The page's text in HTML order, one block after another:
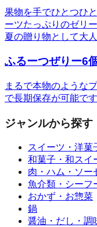
果物を手でひとつひ
ーツたっぷりのゼリ
夏の贈り物として大
ふるーつぜりー6
まるで本物のような
で長期保存が可能で
ジャンルから探す
スイーツ・洋菓
和菓子・和スイ
肉・ハム・ソー
魚介類・シーフ
おかず・お惣菜
鍋
醤油・だし・調